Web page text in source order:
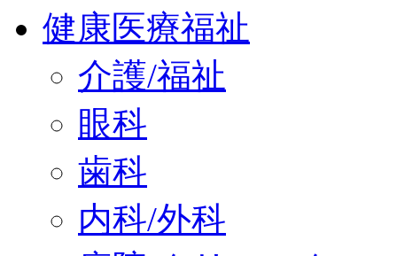
健康医療福祉
介護/福祉
眼科
歯科
内科/外科